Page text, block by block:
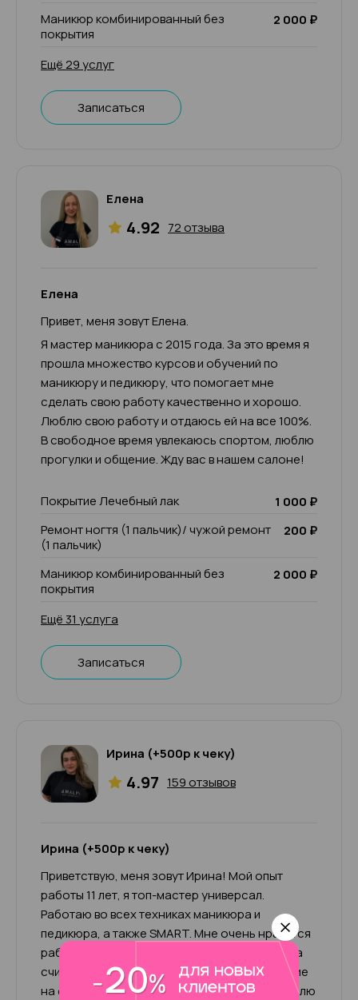
Маникюр комбинированный без
покрытия
2 000 ₽
Ещё 29 услуг
Записаться
Елена
4.92 72 отзыва
Елена
Привет, меня зовут Елена.
Я мастер маникюра с 2015 года. За это время я
прошла множество курсов и обучений по
маникюру и педикюру, что помогает мне
сделать свою работу качественно и хорошо.
Люблю свою работу и отдаюсь ей на все 100%.
В свободное время увлекаюсь спортом, люблю
прогулки и общение. Жду вас в нашем салоне!
Покрытие Лечебный лак
1 000 ₽
Ремонт ногтя (1 пальчик)/ чужой ремонт
(1 пальчик)
200 ₽
Маникюр комбинированный без
покрытия
2 000 ₽
Ещё 31 услуга
Записаться
Ирина (+500р к чеку)
4.97 159 отзывов
Ирина (+500р к чеку)
Приветствую, меня зовут Ирина! Мой опыт
работы 11 лет, я топ-мастер универсал.
Работаю во всех техниках маникюра и
педикюра, а также SMART. Мне очень нравится
работать с ножками, привожу их в порядок за
считаные часы. Также выполняю наращивание
на формы и дизайны разной сложности. Люблю